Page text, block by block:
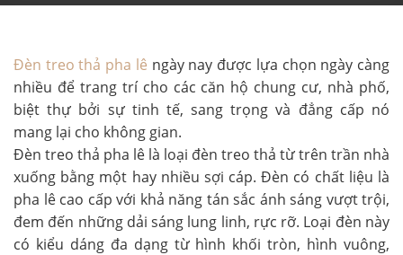
Đèn treo thả pha lê ngày nay được lựa chọn ngày càng
nhiều để trang trí cho các căn hộ chung cư, nhà phố,
biệt thự bởi sự tinh tế, sang trọng và đẳng cấp nó
mang lại cho không gian.
Đèn treo thả pha lê là loại đèn treo thả từ trên trần nhà
xuống bằng một hay nhiều sợi cáp. Đèn có chất liệu là
pha lê cao cấp với khả năng tán sắc ánh sáng vượt trội,
đem đến những dải sáng lung linh, rực rỡ. Loại đèn này
có kiểu dáng đa dạng từ hình khối tròn, hình vuông,